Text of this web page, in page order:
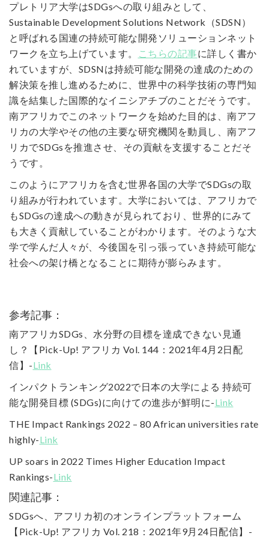
プレトリア大学はSDGsへの取り組みとして、
Sustainable Development Solutions Network（SDSN）
と呼ばれる国連の持続可能な開発ソリューションネット
ワークを立ち上げています。
こちらの記事に詳しく書か
れていますが、SDSNは持続可能な開発の達成のための
解決策を推し進めるために、世界中の科学技術の専門知
識を結集した国際的なイニシアチブのことだそうです。
南アフリカでこのネットワークを始めた目的は、南アフ
リカの大学やその他の主要な研究機関を動員し、南アフ
リカでSDGsを推進させ、その貢献を支援することだそ
うです。
このようにアフリカを含む世界各国の大学でSDGsの取
り組みが行われています。大学においては、アフリカで
もSDGsの達成への動きが見られており、世界的にみて
も大きく貢献していることがわかります。そのような大
学で学んだ人々が、今後国を引っ張っていき持続可能な
社会への架け橋となることに期待が膨らみます。
参考記事：
南アフリカSDGs、水分野の目標を達成できない見通
し？【Pick-Up! アフリカ Vol. 144：2021年4月2日配
信】-Link
インパクトランキング2022で日本の大学による 持続可
能な開発目標 (SDGs)に向けての進歩が鮮明に-Link
THE Impact Rankings 2022 – 80 African universities rate
highly-Link
UP soars in 2022 Times Higher Education Impact
Rankings-Link
関連記事：
SDGsへ、アフリカ初のオンラインプラットフォーム
【Pick-Up! アフリカ Vol. 218：2021年9月24日配信】-